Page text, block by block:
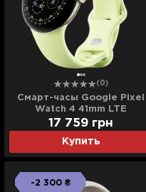
(0)
Смарт-часы Google Pixel
Watch 4 41mm LTE
Champagne Gold Aluminum
Case / Lemongrass Active
Band
Купить
17 759 грн
-2 300 ₴